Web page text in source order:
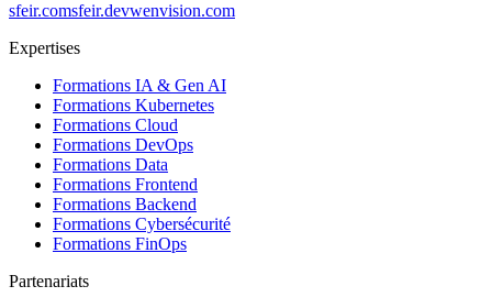
sfeir.comsfeir.devwenvision.com
Expertises
Formations IA & Gen AI
Formations Kubernetes
Formations Cloud
Formations DevOps
Formations Data
Formations Frontend
Formations Backend
Formations Cybersécurité
Formations FinOps
Partenariats